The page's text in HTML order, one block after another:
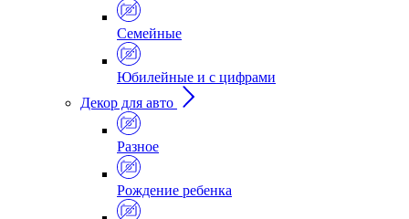
Семейные
Юбилейные и с цифрами
Декор для авто
Разное
Рождение ребенка